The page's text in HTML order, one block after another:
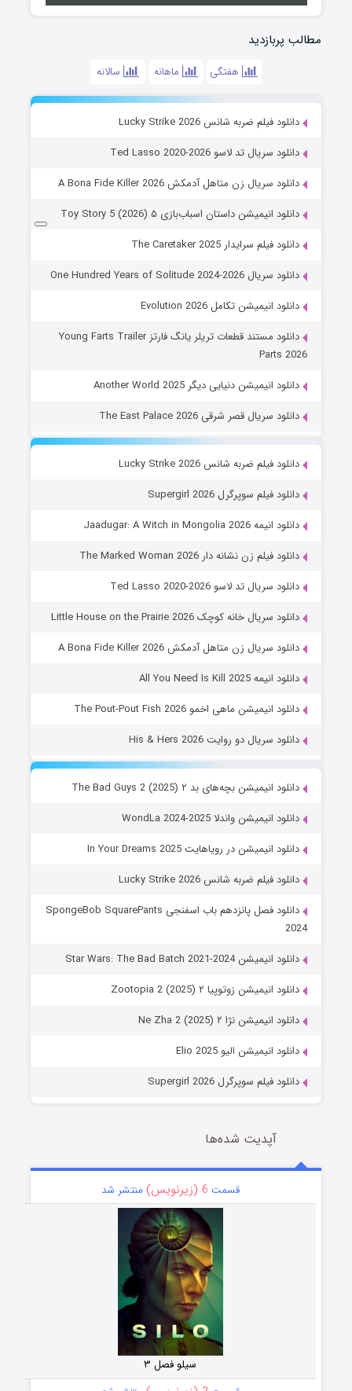
مطالب پربازدید
هفتگی ماهانه سالانه
دانلود فیلم ضربه شانس Lucky Strike 2026
دانلود سریال تد لاسو Ted Lasso 2020-2026
دانلود سریال زن متاهل آدمکش A Bona Fide Killer 2026
دانلود انیمیشن داستان اسباب‌بازی ۵ Toy Story 5 (2026)
دانلود فیلم سرایدار The Caretaker 2025
دانلود سریال One Hundred Years of Solitude 2024-2026
دانلود انیمیشن تکامل Evolution 2026
دانلود مستند قطعات تریلر یانگ فارتز Young Farts Trailer
Parts 2026
دانلود انیمیشن دنیایی دیگر Another World 2025
دانلود سریال قصر شرقی The East Palace 2026
دانلود فیلم ضربه شانس Lucky Strike 2026
دانلود فیلم سوپرگرل Supergirl 2026
دانلود انیمه Jaadugar: A Witch in Mongolia 2026
دانلود فیلم زن نشانه دار The Marked Woman 2026
دانلود سریال تد لاسو Ted Lasso 2020-2026
دانلود سریال خانه کوچک Little House on the Prairie 2026
دانلود سریال زن متاهل آدمکش A Bona Fide Killer 2026
دانلود انیمه All You Need Is Kill 2025
دانلود انیمیشن ماهی اخمو The Pout-Pout Fish 2026
دانلود سریال دو روایت His & Hers 2026
دانلود انیمیشن بچه‌های بد ۲ The Bad Guys 2 (2025)
دانلود انیمیشن واندلا WondLa 2024-2025
دانلود انیمیشن در رویاهایت In Your Dreams 2025
دانلود فیلم ضربه شانس Lucky Strike 2026
دانلود فصل پانزدهم باب اسفنجی SpongeBob SquarePants
2024
دانلود انیمیشن Star Wars: The Bad Batch 2021-2024
دانلود انیمیشن زوتوپیا ۲ Zootopia 2 (2025)
دانلود انیمیشن نژا ۲ Ne Zha 2 (2025)
دانلود انیمیشن الیو Elio 2025
دانلود فیلم سوپرگرل Supergirl 2026
آپدیت شده‌ها
قسمت 6 (زیرنویس) منتشر شد
سیلو فصل ۳